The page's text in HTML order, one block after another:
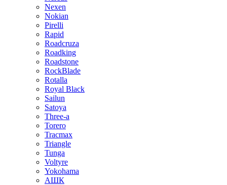
Nexen
Nokian
Pirelli
Rapid
Roadcruza
Roadking
Roadstone
RockBlade
Rotalla
Royal Black
Sailun
Satoya
Three-a
Torero
Tracmax
Triangle
Tunga
Voltyre
Yokohama
АШК